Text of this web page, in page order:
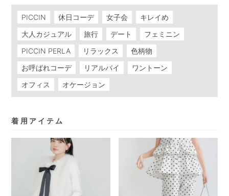
PICCIN 休日コーデ 女子会
キレイめ
大人カジュアル
旅行 デート
フェミニン
PICCIN PERLA
リラックス
色柄物
お呼ばれコーデ
リアルバイ
ワントーン
オフィス
オケージョン
着用アイテム